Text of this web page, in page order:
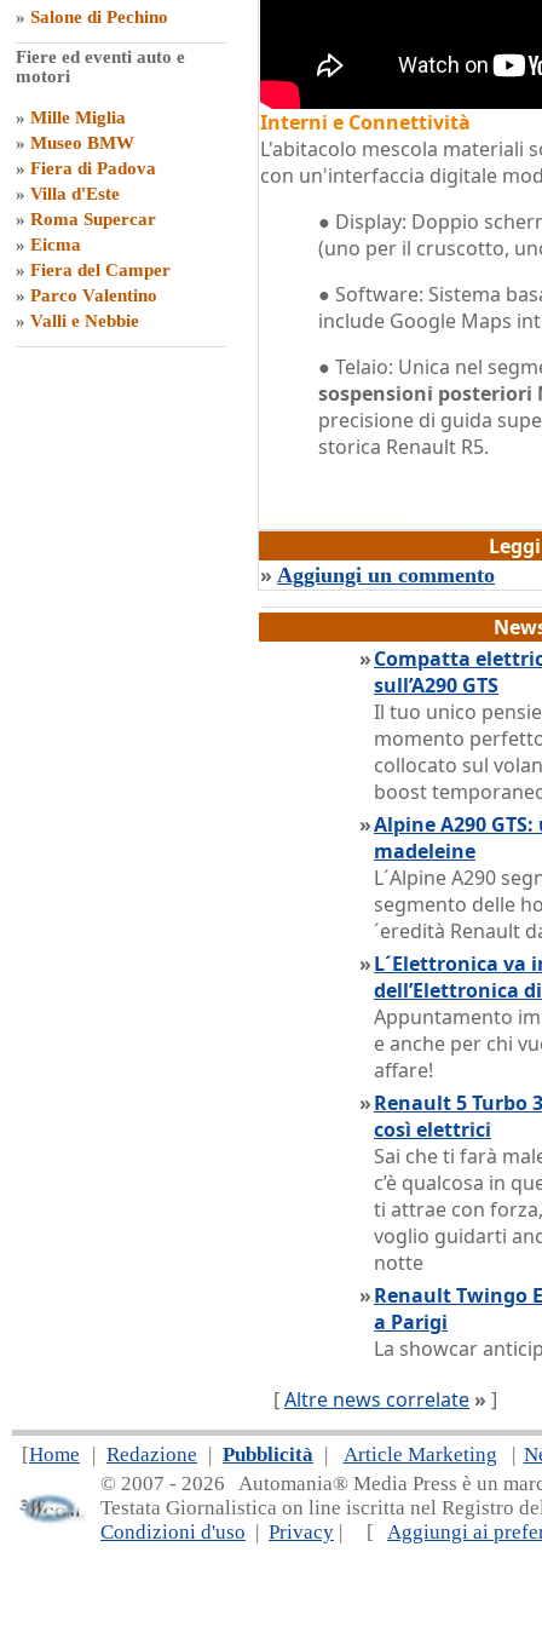
» Salone di Pechino
Fiere ed eventi auto e
motori
» Mille Miglia
» Museo BMW
» Fiera di Padova
» Villa d'Este
» Roma Supercar
» Eicma
» Fiera del Camper
» Parco Valentino
» Valli e Nebbie
Interni e Connettività
L'abitacolo mescola materiali
con un'interfaccia digitale
● Display: Doppio
(uno per il cruscotto,
● Software: Sistema
include Google Maps
● Telaio: Unica nel
sospensioni
precisione di guida
storica Renault R5.
» Aggiungi un commento
»Compatta
sull’A290 GTS
Il tuo unico
momento
collocato sul
boost
»Alpine A290
madeleine
L´Alpine A290
segmento delle
´eredità Renault
»L´Elettronica va
dell’Elettronica
Appuntamento
e anche per chi
affare!
»Renault 5 Turbo
così elettrici
Sai che ti farà
c’è qualcosa in
ti attrae con
voglio guidarti
notte
»Renault Twingo
a Parigi
La showcar
[Altre news correlate » ]
[Home | Redazione | Pubblicità | Article Marketing |
© 2007 - 2026 Automania® Media Press è un
Testata Giornalistica on line iscritta nel Registro
Condizioni d'uso | Privacy | [ Aggiungi ai